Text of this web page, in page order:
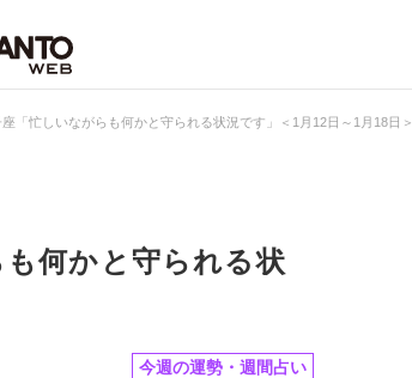
「忙しいながらも何かと守られる状況です」＜1月12日～1月18日＞
何かと守られる状
今週の運勢・週間占い